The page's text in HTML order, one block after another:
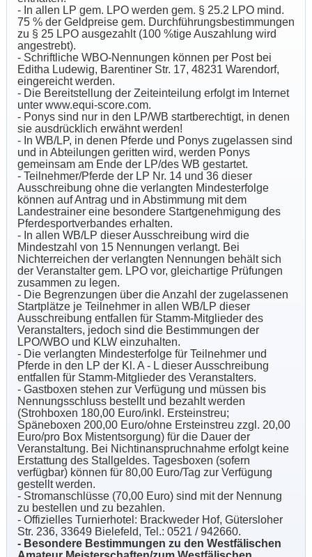
- In allen LP gem. LPO werden gem. § 25.2 LPO mind.
75 % der Geldpreise gem. Durchführungsbestimmungen
zu § 25 LPO ausgezahlt (100 %tige Auszahlung wird
angestrebt).
- Schriftliche WBO-Nennungen können per Post bei
Editha Ludewig, Barentiner Str. 17, 48231 Warendorf,
eingereicht werden.
- Die Bereitstellung der Zeiteinteilung erfolgt im Internet
unter www.equi-score.com.
- Ponys sind nur in den LP/WB startberechtigt, in denen
sie ausdrücklich erwähnt werden!
- In WB/LP, in denen Pferde und Ponys zugelassen sind
und in Abteilungen geritten wird, werden Ponys
gemeinsam am Ende der LP/des WB gestartet.
- Teilnehmer/Pferde der LP Nr. 14 und 36 dieser
Ausschreibung ohne die verlangten Mindesterfolge
können auf Antrag und in Abstimmung mit dem
Landestrainer eine besondere Startgenehmigung des
Pferdesportverbandes erhalten.
- In allen WB/LP dieser Ausschreibung wird die
Mindestzahl von 15 Nennungen verlangt. Bei
Nichterreichen der verlangten Nennungen behält sich
der Veranstalter gem. LPO vor, gleichartige Prüfungen
zusammen zu legen.
- Die Begrenzungen über die Anzahl der zugelassenen
Startplätze je Teilnehmer in allen WB/LP dieser
Ausschreibung entfallen für Stamm-Mitglieder des
Veranstalters, jedoch sind die Bestimmungen der
LPO/WBO und KLW einzuhalten.
- Die verlangten Mindesterfolge für Teilnehmer und
Pferde in den LP der Kl. A - L dieser Ausschreibung
entfallen für Stamm-Mitglieder des Veranstalters.
- Gastboxen stehen zur Verfügung und müssen bis
Nennungsschluss bestellt und bezahlt werden
(Strohboxen 180,00 Euro/inkl. Ersteinstreu;
Späneboxen 200,00 Euro/ohne Ersteinstreu zzgl. 20,00
Euro/pro Box Mistentsorgung) für die Dauer der
Veranstaltung. Bei Nichtinanspruchnahme erfolgt keine
Erstattung des Stallgeldes. Tagesboxen (sofern
verfügbar) können für 80,00 Euro/Tag zur Verfügung
gestellt werden.
- Stromanschlüsse (70,00 Euro) sind mit der Nennung
zu bestellen und zu bezahlen.
- Offizielles Turnierhotel: Brackweder Hof, Gütersloher
Str. 236, 33649 Bielefeld, Tel.: 0521 / 942660.
- Besondere Bestimmungen zu den Westfälischen